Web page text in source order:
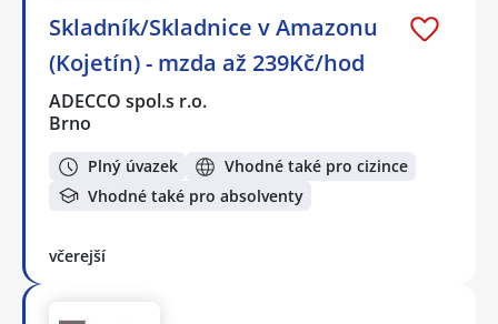
Skladník/Skladnice v Amazonu
(Kojetín) - mzda až 239Kč/hod
ADECCO spol.s r.o.
Brno
Plný úvazek
Vhodné také pro cizince
Vhodné také pro absolventy
včerejší